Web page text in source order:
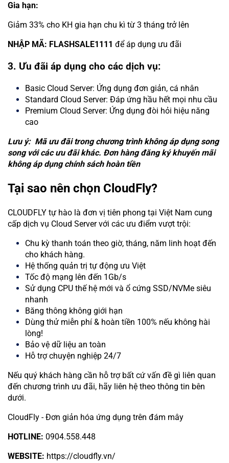
Gia hạn:
Giảm 33% cho KH gia hạn chu kì từ 3 tháng trở lên
NHẬP MÃ: FLASHSALE1111 để áp dụng ưu đãi
3. Ưu đãi áp dụng cho các dịch vụ:
Basic Cloud Server: Ứng dụng đơn giản, cá nhân
Standard Cloud Server: Đáp ứng hầu hết mọi nhu cầu
Premium Cloud Server: Ứng dụng đòi hỏi hiệu năng
cao
Lưu ý: Mã ưu đãi trong chương trình không áp dụng song
song với các ưu đãi khác. Đơn hàng đăng ký khuyến mãi
không áp dụng chính sách hoàn tiền
Tại sao nên chọn CloudFly?
CLOUDFLY tự hào là đơn vị tiên phong tại Việt Nam cung
cấp dịch vụ Cloud Server với các ưu điểm vượt trội:
Chu kỳ thanh toán theo giờ, tháng, năm linh hoạt đến
cho khách hàng.
Hệ thống quản trị tự động ưu Việt
Tốc độ mạng lên đến 1Gb/s
Sử dụng CPU thế hệ mới và ổ cứng SSD/NVMe siêu
nhanh
Băng thông không giới hạn
Dùng thử miễn phí & hoàn tiền 100% nếu không hài
lòng!
Bảo vệ dữ liệu an toàn
Hỗ trợ chuyện nghiệp 24/7
Nếu quý khách hàng cần hỗ trợ bất cứ vấn đề gì liên quan
đến chương trình ưu đãi, hãy liên hệ theo thông tin bên
dưới.
CloudFly - Đơn giản hóa ứng dụng trên đám mây
HOTLINE: 0904.558.448
WEBSITE: https://cloudfly.vn/